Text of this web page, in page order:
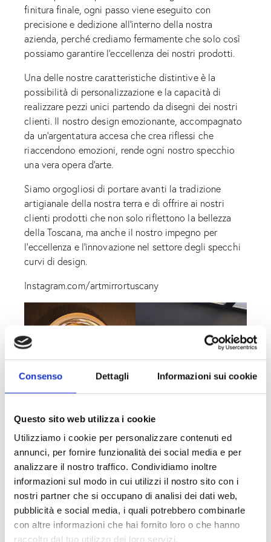
Consenso Dettagli Informazioni sui cookie
Questo sito web utilizza i cookie
Utilizziamo i cookie per personalizzare contenuti ed
annunci, per fornire funzionalità dei social media e per
analizzare il nostro traffico. Condividiamo inoltre
informazioni sul modo in cui utilizzi il nostro sito con i
nostri partner che si occupano di analisi dei dati web,
pubblicità e social media, i quali potrebbero combinarle
con altre informazioni che hai fornito loro o che hanno
raccolto dal tuo utilizzo dei loro servizi.
finitura finale, ogni passo viene eseguito con
precisione e dedizione all’interno della nostra
azienda, perché crediamo fermamente che solo così
possiamo garantire l’eccellenza dei nostri prodotti.
Una delle nostre caratteristiche distintive è la
possibilità di personalizzazione e la capacità di
realizzare pezzi unici partendo da disegni dei nostri
clienti. Il nostro design emozionante, accompagnato
da un’argentatura accesa che crea riflessi che
riaccendono emozioni, rende ogni nostro specchio
una vera opera d’arte.
Siamo orgogliosi di portare avanti la tradizione
artigianale della nostra terra e di offrire ai nostri
clienti prodotti che non solo riflettono la bellezza
della Toscana, ma anche il nostro impegno per
l’eccellenza e l’innovazione nel settore degli specchi
curvi di design.
Instagram.com/artmirrortuscany